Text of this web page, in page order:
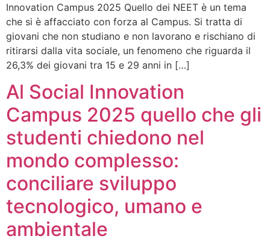
Innovation Campus 2025 Quello dei NEET è un tema
che si è affacciato con forza al Campus. Si tratta di
giovani che non studiano e non lavorano e rischiano di
ritirarsi dalla vita sociale, un fenomeno che riguarda il
26,3% dei giovani tra 15 e 29 anni in […]
Al Social Innovation
Campus 2025 quello che gli
studenti chiedono nel
mondo complesso:
conciliare sviluppo
tecnologico, umano e
ambientale